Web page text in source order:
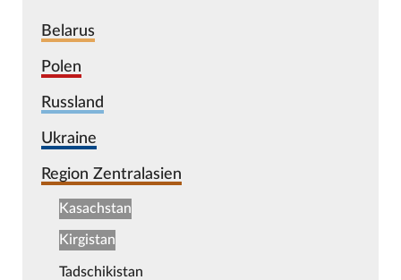
Belarus
Polen
Russland
Ukraine
Region Zentralasien
Kasachstan
Kirgistan
Tadschikistan